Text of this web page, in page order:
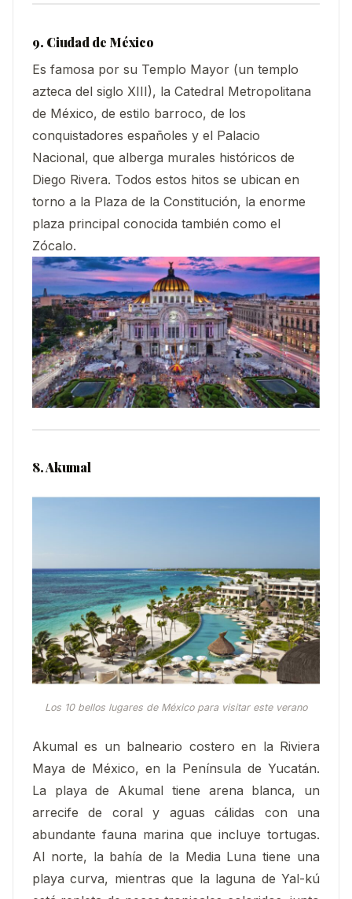
9. Ciudad de México
Es famosa por su Templo Mayor (un templo
azteca del siglo XIII), la Catedral Metropolitana
de México, de estilo barroco, de los
conquistadores españoles y el Palacio
Nacional, que alberga murales históricos de
Diego Rivera. Todos estos hitos se ubican en
torno a la Plaza de la Constitución, la enorme
plaza principal conocida también como el
Zócalo.
8. Akumal
Los 10 bellos lugares de México para visitar este verano
Akumal es un balneario costero en la Riviera
Maya de México, en la Península de Yucatán.
La playa de Akumal tiene arena blanca, un
arrecife de coral y aguas cálidas con una
abundante fauna marina que incluye tortugas.
Al norte, la bahía de la Media Luna tiene una
playa curva, mientras que la laguna de Yal-kú